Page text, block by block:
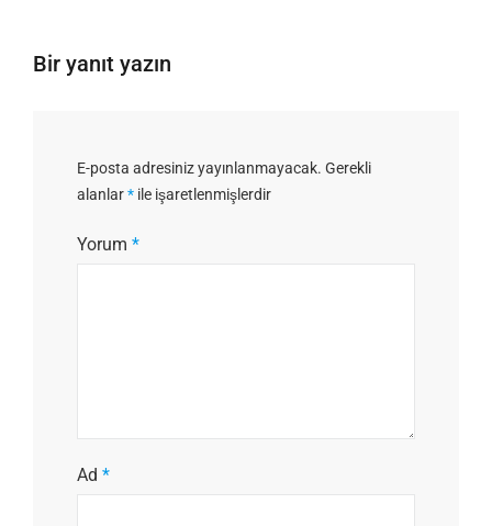
Bir yanıt yazın
E-posta adresiniz yayınlanmayacak. Gerekli
alanlar* ile işaretlenmişlerdir
Yorum *
Ad *